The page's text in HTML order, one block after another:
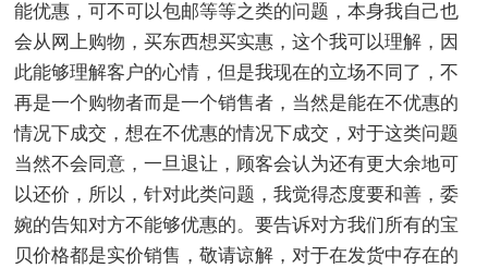
能优惠，可不可以包邮等等之类的问题，本身我自己也
会从网上购物，买东西想买实惠，这个我可以理解，因
此能够理解客户的心情，但是我现在的立场不同了，不
再是一个购物者而是一个销售者，当然是能在不优惠的
情况下成交，想在不优惠的情况下成交，对于这类问题
当然不会同意，一旦退让，顾客会认为还有更大余地可
以还价，所以，针对此类问题，我觉得态度要和善，委
婉的告知对方不能够优惠的。要告诉对方我们所有的宝
贝价格都是实价销售，敬请谅解，对于在发货中存在的